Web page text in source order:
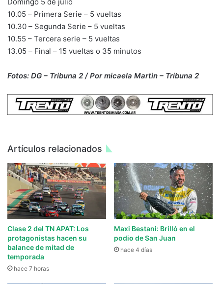
10.05 – Primera Serie – 5 vueltas
10.30 – Segunda Serie – 5 vueltas
10.55 – Tercera serie – 5 vueltas
13.05 – Final – 15 vueltas o 35 minutos
Fotos: DG – Tribuna 2 / Por micaela Martin – Tribuna 2
Artículos relacionados
Clase 2 del TN APAT: Los
protagonistas hacen su
balance de mitad de
temporada
hace 7 horas
Maxi Bestani: Brilló en el
podio de San Juan
hace 4 días